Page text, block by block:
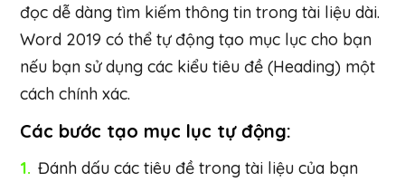
đọc dễ dàng tìm kiếm thông tin trong tài liệu dài.
Word 2019 có thể tự động tạo mục lục cho bạn
nếu bạn sử dụng các kiểu tiêu đề (Heading) một
cách chính xác.
Các bước tạo mục lục tự động:
Đánh dấu các tiêu đề trong tài liệu của bạn